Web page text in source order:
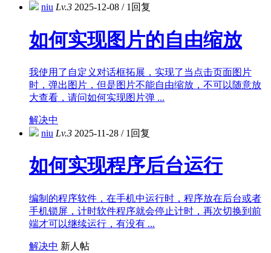
niu Lv.3 2025-12-08 /1回复
如何实现图片的自由缩放
我使用了自定义对话框拓展，实现了当点击页面图片
时，弹出图片，但是图片不能自由缩放，不可以随意放
大查看，请问如何实现图片弹 ...
解决中
niu Lv.3 2025-11-28 /1回复
如何实现程序后台运行
编制的程序软件，在手机中运行时，程序放在后台或者
手机锁屏，计时软件程序就会停止计时，再次切换到前
端才可以继续运行，有没有 ...
解决中 新人帖